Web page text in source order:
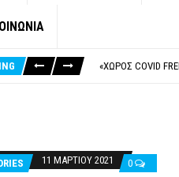
«ΧΏΡΟΣ COVID
11 ΜΑΡΤΊΟΥ 2021 0